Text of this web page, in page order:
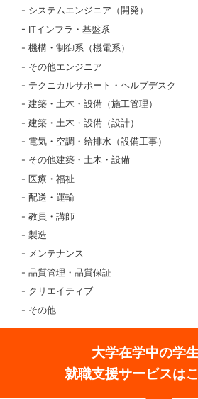
システムエンジニア（開発）
ITインフラ・基盤系
機構・制御系（機電系）
その他エンジニア
テクニカルサポート・ヘルプデスク
建築・土木・設備（施工管理）
建築・土木・設備（設計）
電気・空調・給排水（設備工事）
その他建築・土木・設備
医療・福祉
配送・運輸
教員・講師
製造
メンテナンス
品質管理・品質保証
クリエイティブ
その他
大学在学中の学
就職支援サービスは